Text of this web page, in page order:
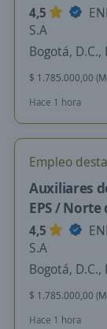
4,5
S.A
Bogotá, D.C.,
$ 1.785.000,00
Hace 1 hora
Empleo
Auxiliares
EPS / Norte
4,5
S.A
Bogotá, D.C.,
$ 1.785.000,00
Hace 1 hora